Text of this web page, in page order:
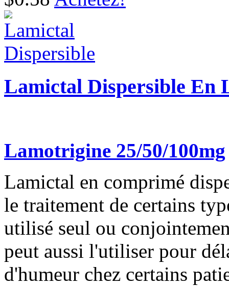
Lamictal Dispersible En
Lamotrigine 25/50/100mg
Lamictal en comprimé
le traitement de certains
utilisé seul ou
peut aussi l'utiliser pour
d'humeur chez certains